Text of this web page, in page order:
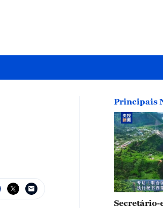
Principais
Secretário-